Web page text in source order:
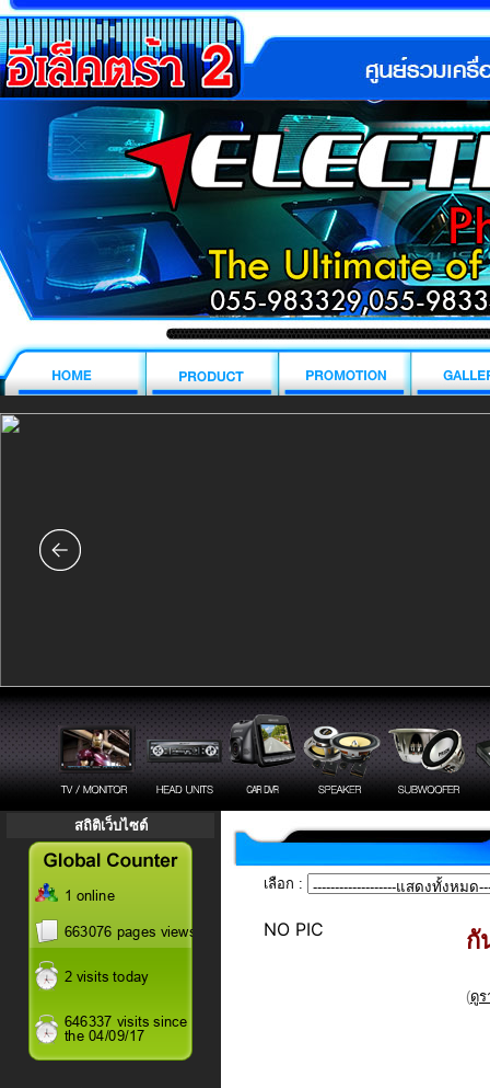
สถิติเว็บไซต์
เลือก :
NO PIC กั
(ดูร